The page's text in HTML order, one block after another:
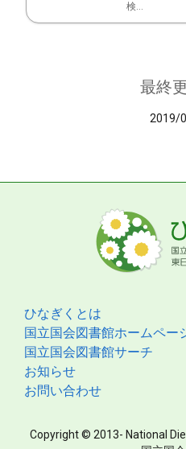
検...
最終
2019/
ひなぎくとは
国立国会図書館ホームペー
国立国会図書館サーチ
お知らせ
お問い合わせ
Copyright © 2013- National